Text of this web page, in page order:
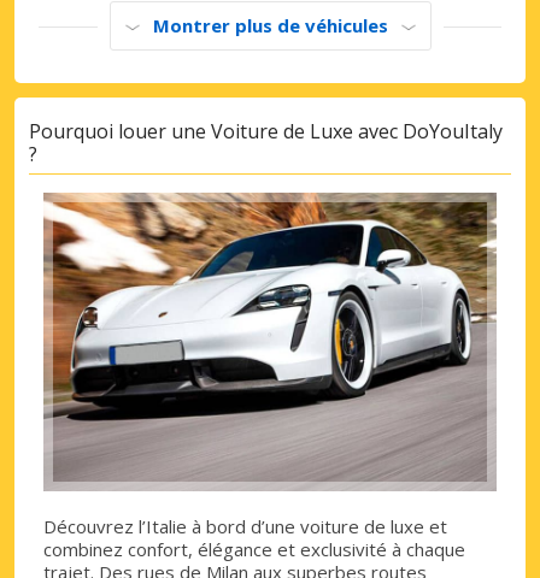
Montrer plus de véhicules
Pourquoi louer une Voiture de Luxe avec DoYouItaly
?
Découvrez l’Italie à bord d’une voiture de luxe et
combinez confort, élégance et exclusivité à chaque
trajet. Des rues de Milan aux superbes routes